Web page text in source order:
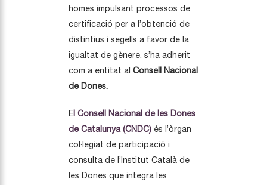
homes impulsant processos de
certificació per a l’obtenció de
distintius i segells a favor de la
igualtat de gènere. s’ha adherit
com a entitat al Consell Nacional
de Dones.
El Consell Nacional de les Dones
de Catalunya (CNDC) és l’òrgan
col·legiat de participació i
consulta de l’Institut Català de
les Dones que integra les